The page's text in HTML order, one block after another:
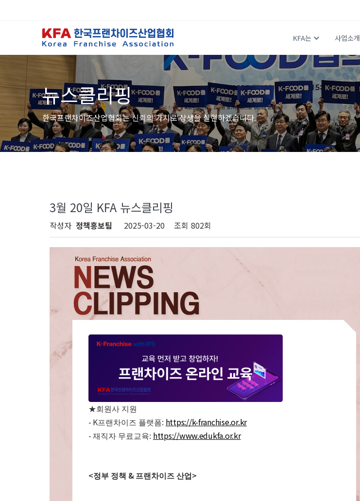
KFA는 사업소개
뉴스클리핑
한국프랜차이즈산업협회는 신뢰의 가치로 상생을 실현하겠습니다.
3월 20일 KFA 뉴스클리핑
작성자 정책홍보팀 2025-03-20 조회 802회
★회원사 지원
- K프랜차이즈 플랫폼: https://k-franchise.or.kr
-재직자 무료교육: https://www.edukfa.or.kr
<정부 정책 & 프랜차이즈 산업 >